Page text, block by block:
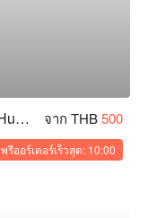
Lek Massage @The Quarter Hotel (Hua Lam Phong) จาก THB500
พรีออร์เดอร์เร็วสุด: 10:00